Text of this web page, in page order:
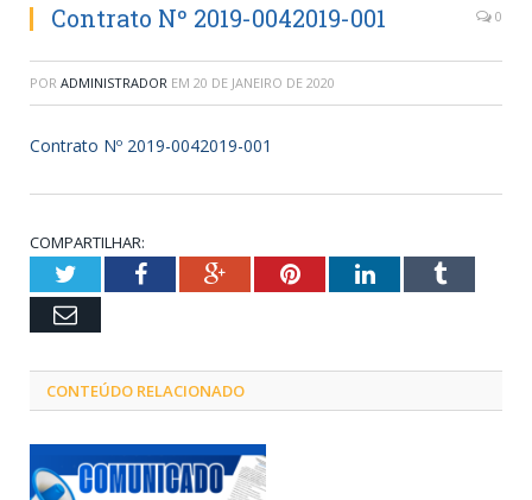
Contrato Nº 2019-0042019-001 0
POR ADMINISTRADOR EM 20 DE JANEIRO DE 2020
Contrato Nº 2019-0042019-001
COMPARTILHAR:
TwitterFacebookGoogle+PinterestLinkedInTumblr
Email
CONTEÚDO RELACIONADO